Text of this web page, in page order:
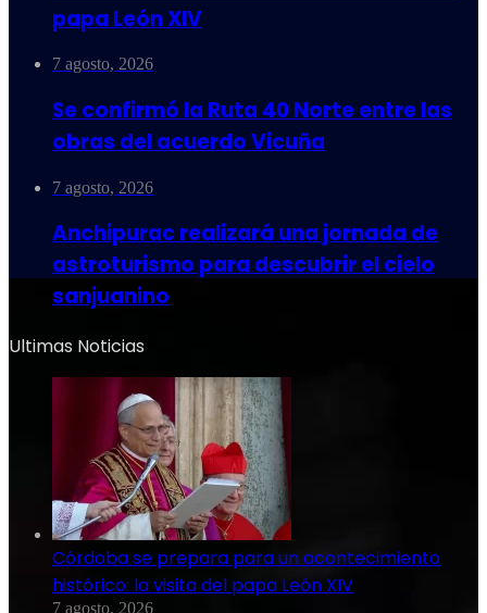
papa León XIV
7 agosto, 2026
Se confirmó la Ruta 40 Norte entre las
obras del acuerdo Vicuña
7 agosto, 2026
Anchipurac realizará una jornada de
astroturismo para descubrir el cielo
sanjuanino
Ultimas Noticias
Córdoba se prepara para un acontecimiento
histórico: la visita del papa León XIV
7 agosto, 2026